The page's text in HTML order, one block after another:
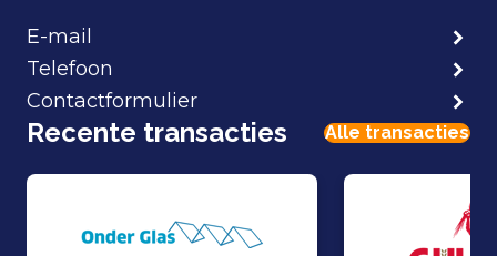
E-mail
Telefoon
Contactformulier
Recente transacties Alle transacties